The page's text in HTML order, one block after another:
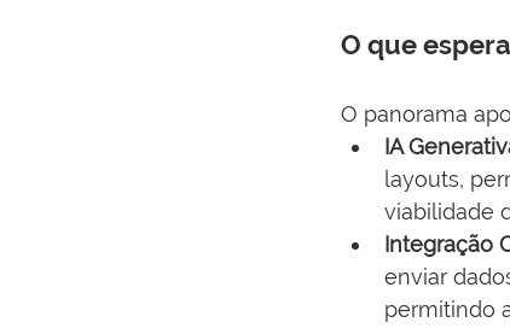
O que
O panorama
IA
layouts,
viabilidade
Integração
enviar
permitindo